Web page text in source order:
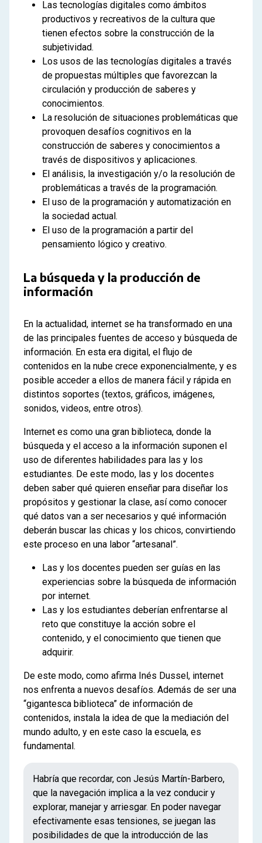
Las tecnologías digitales como ámbitos
productivos y recreativos de la cultura que
tienen efectos sobre la construcción de la
subjetividad.
Los usos de las tecnologías digitales a través
de propuestas múltiples que favorezcan la
circulación y producción de saberes y
conocimientos.
La resolución de situaciones problemáticas que
provoquen desafíos cognitivos en la
construcción de saberes y conocimientos a
través de dispositivos y aplicaciones.
El análisis, la investigación y/o la resolución de
problemáticas a través de la programación.
El uso de la programación y automatización en
la sociedad actual.
El uso de la programación a partir del
pensamiento lógico y creativo.
La búsqueda y la producción de
información
En la actualidad, internet se ha transformado en una
de las principales fuentes de acceso y búsqueda de
información. En esta era digital, el flujo de
contenidos en la nube crece exponencialmente, y es
posible acceder a ellos de manera fácil y rápida en
distintos soportes (textos, gráficos, imágenes,
sonidos, videos, entre otros).
Internet es como una gran biblioteca, donde la
búsqueda y el acceso a la información suponen el
uso de diferentes habilidades para las y los
estudiantes. De este modo, las y los docentes
deben saber qué quieren enseñar para diseñar los
propósitos y gestionar la clase, así como conocer
qué datos van a ser necesarios y qué información
deberán buscar las chicas y los chicos, convirtiendo
este proceso en una labor “artesanal”.
Las y los docentes pueden ser guías en las
experiencias sobre la búsqueda de información
por internet.
Las y los estudiantes deberían enfrentarse al
reto que constituye la acción sobre el
contenido, y el conocimiento que tienen que
adquirir.
De este modo, como afirma Inés Dussel, internet
nos enfrenta a nuevos desafíos. Además de ser una
“gigantesca biblioteca” de información de
contenidos, instala la idea de que la mediación del
mundo adulto, y en este caso la escuela, es
fundamental.
Habría que recordar, con Jesús Martín-Barbero,
que la navegación implica a la vez conducir y
explorar, manejar y arriesgar. En poder navegar
efectivamente esas tensiones, se juegan las
posibilidades de que la introducción de las